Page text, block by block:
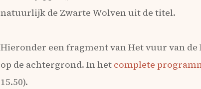
natuurlijk de Zwarte Wolven uit de titel.
Hieronder een fragment van Het vuur van
op de achtergrond. In het complete
15.50).